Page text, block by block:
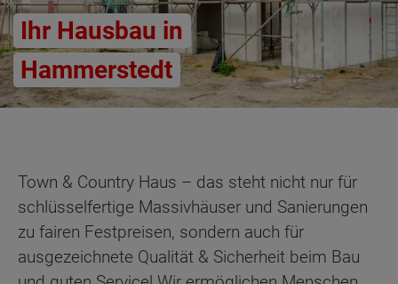
Ihr Hausbau in
Hammerstedt
Town & Country Haus – das steht nicht nur für
schlüsselfertige Massivhäuser und Sanierungen
zu fairen Festpreisen, sondern auch für
ausgezeichnete Qualität & Sicherheit beim Bau